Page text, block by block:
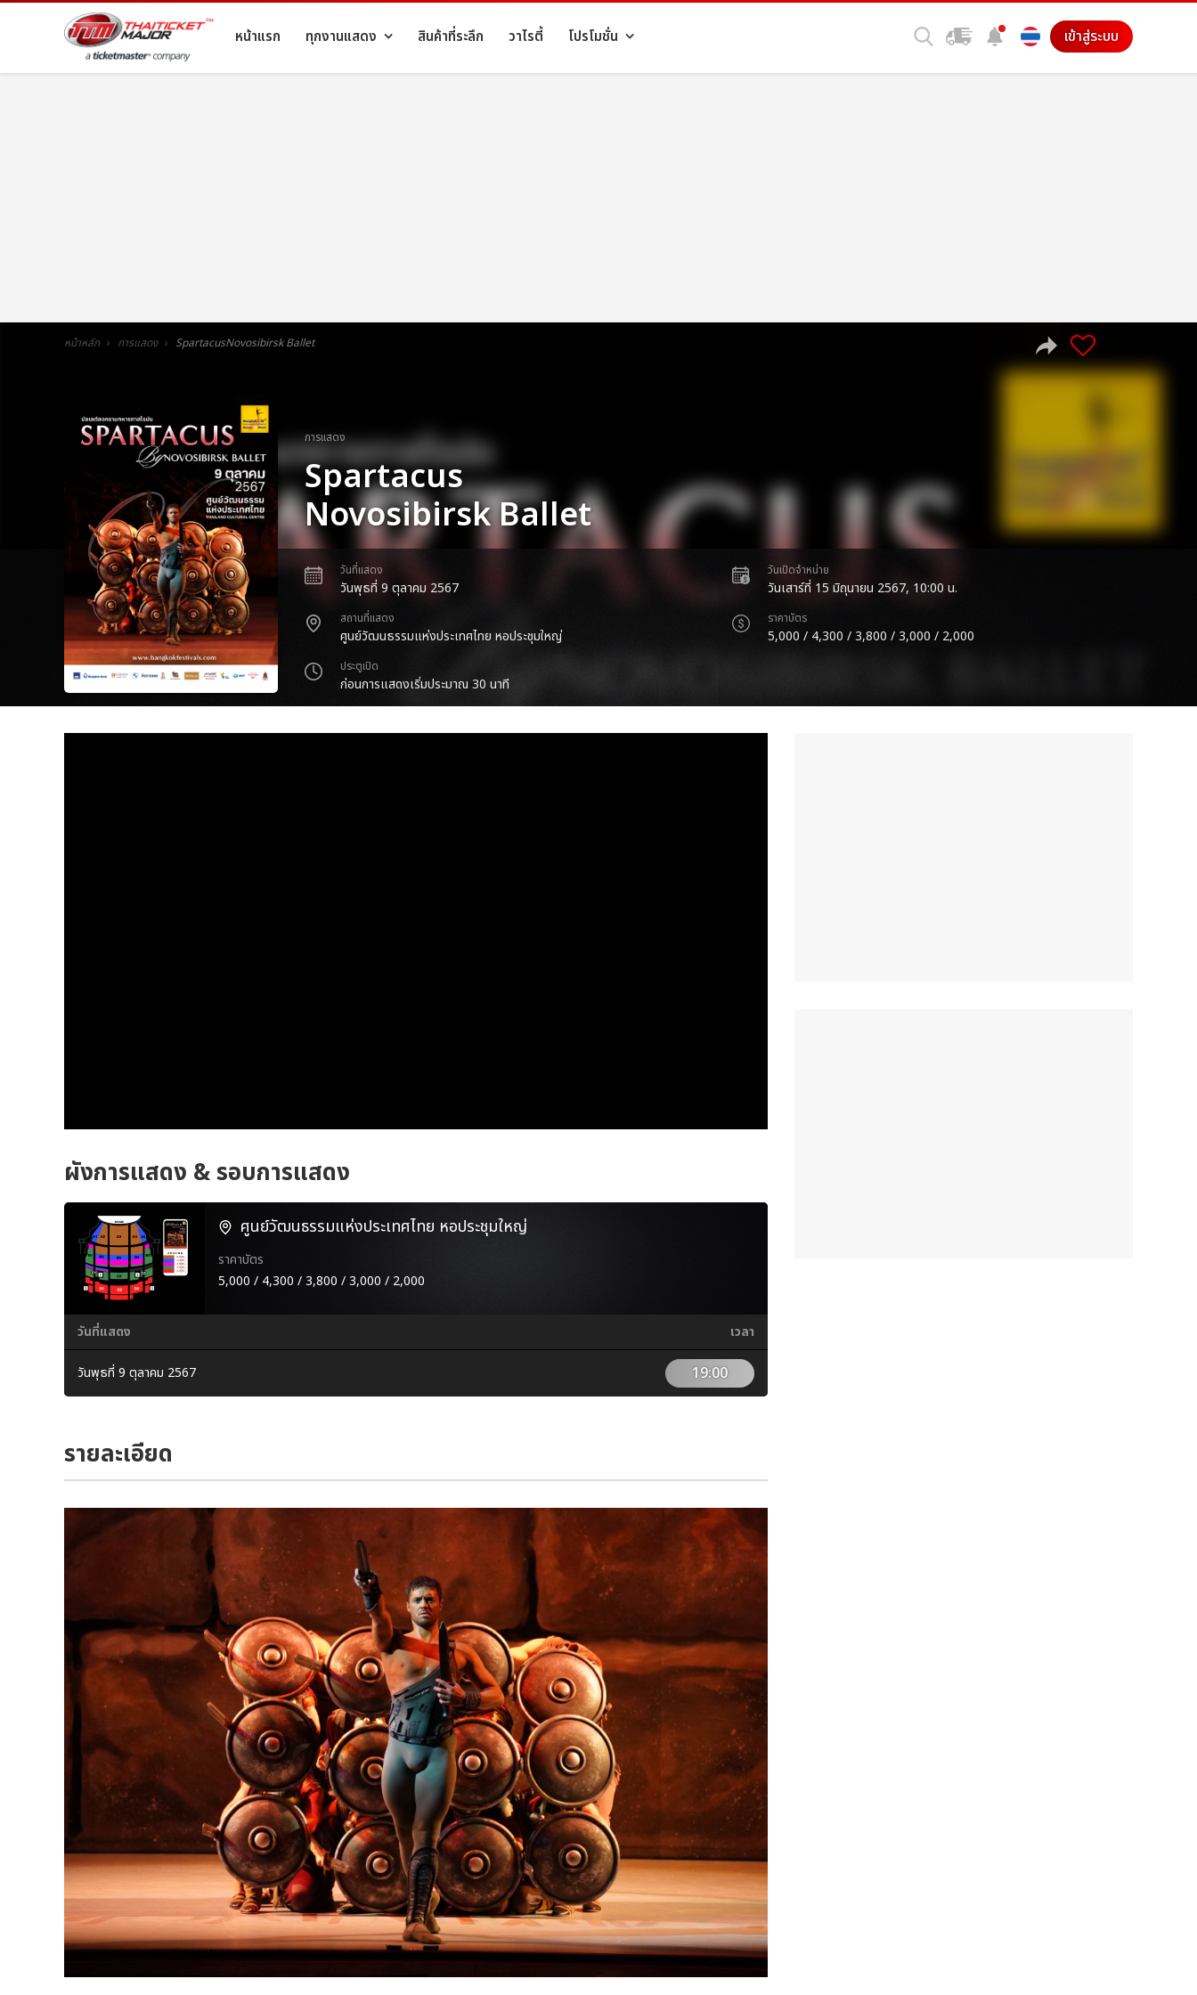
หน้าแรก ทุกงานแสดง สินค้าที่ระลึก วาไรตี้ โปรโมชั่น เข้าสู่ระบบ
หน้าหลัก การแสดง SpartacusNovosibirsk Ballet
การแสดง
Spartacus
Novosibirsk Ballet
วันที่แสดง
วันพุธที่ 9 ตุลาคม 2567
สถานที่แสดง
ศูนย์วัฒนธรรมแห่งประเทศไทย หอประชุมใหญ่
ประตูเปิด
ก่อนการแสดงเริ่มประมาณ 30 นาที
วันเปิดจำหน่าย
วันเสาร์ที่ 15 มิถุนายน 2567, 10:00 น.
ราคาบัตร
5,000 / 4,300 / 3,800 / 3,000 / 2,000
ผังการแสดง & รอบการแสดง
ศูนย์วัฒนธรรมแห่งประเทศไทย หอประชุมใหญ่
ราคาบัตร
5,000 / 4,300 / 3,800 / 3,000 / 2,000
วันที่แสดง เวลา
วันพุธที่ 9 ตุลาคม 2567 19:00
รายละเอียด